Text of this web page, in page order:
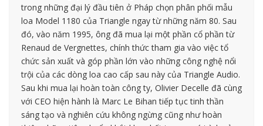
trong những đại lý đầu tiên ở Pháp chọn phân phối mẫu
loa Model 1180 của Triangle ngay từ những năm 80. Sau
đó, vào năm 1995, ông đã mua lại một phần cổ phần từ
Renaud de Vergnettes, chính thức tham gia vào việc tổ
chức sản xuất và góp phần lớn vào những công nghệ nổi
trội của các dòng loa cao cấp sau này của Triangle Audio.
Sau khi mua lại hoàn toàn công ty, Olivier Decelle đã cùng
với CEO hiện hành là Marc Le Bihan tiếp tục tinh thần
sáng tạo và nghiên cứu không ngừng cũng như hoàn